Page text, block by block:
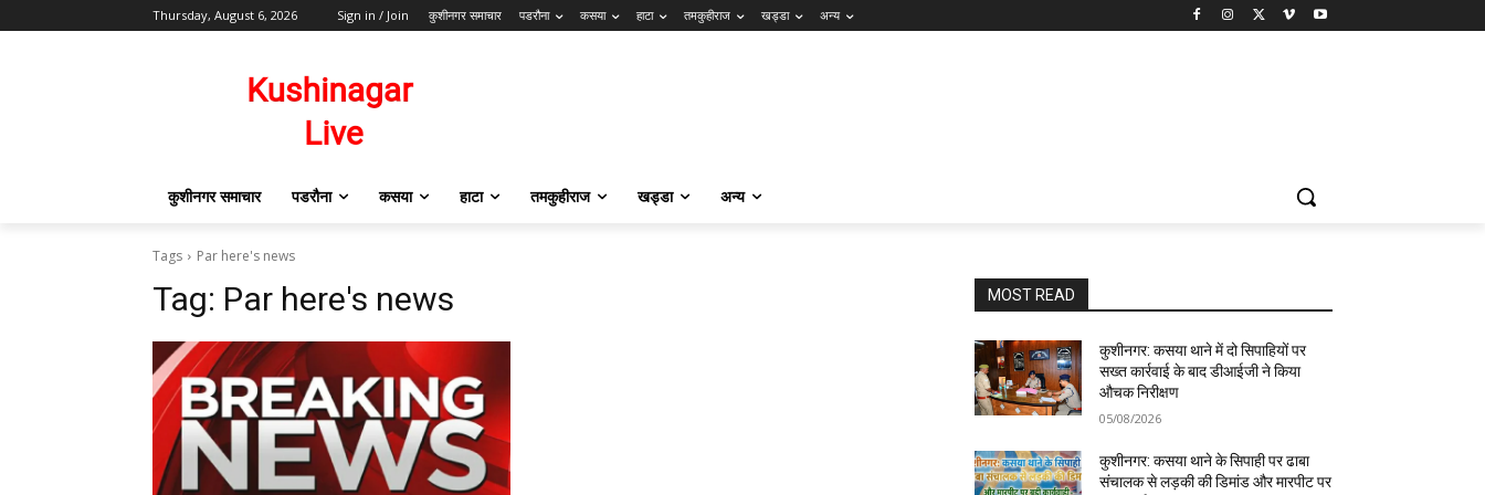
Thursday, August 6, 2026 Sign in / Join कुशीनगर समाचार पडरौना कसया हाटा तमकुहीराज खड्डा अन्य
कुशीनगर समाचार पडरौना कसया हाटा तमकुहीराज खड्डा अन्य
Tags Par here's news
Tag: Par here's news MOST READ
कुशीनगर: कसया थाने में दो सिपाहियों पर
सख्त कार्रवाई के बाद डीआईजी ने किया
औचक निरीक्षण
05/08/2026
कुशीनगर: कसया थाने के सिपाही पर ढाबा
संचालक से लड़की की डिमांड और मारपीट पर